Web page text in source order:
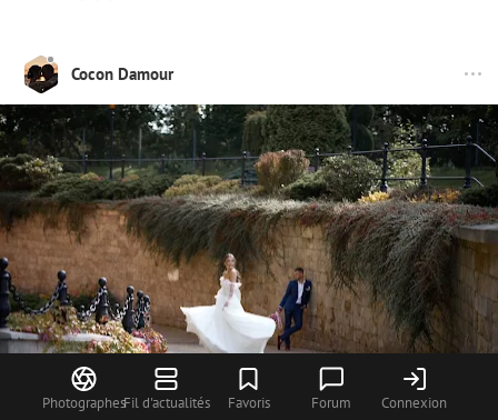
PhotographesFil d'actualités Favoris Forum Connexion
Cocon Damour